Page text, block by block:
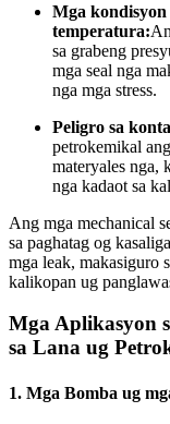
Mga kondisyon
temperatura:
sa grabeng
mga seal nga
nga mga stress.
Peligro sa
petrokemikal
materyales nga,
nga kadaot sa
Ang mga mechanical
sa paghatag og
mga leak, makasiguro
kalikopan ug
Mga Aplikasyon
sa Lana ug
1. Mga Bomba ug